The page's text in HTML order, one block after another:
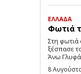
ΕΛΛΑΔΑ
Φωτιά
Στη
ξέσπασε
Άνω
8